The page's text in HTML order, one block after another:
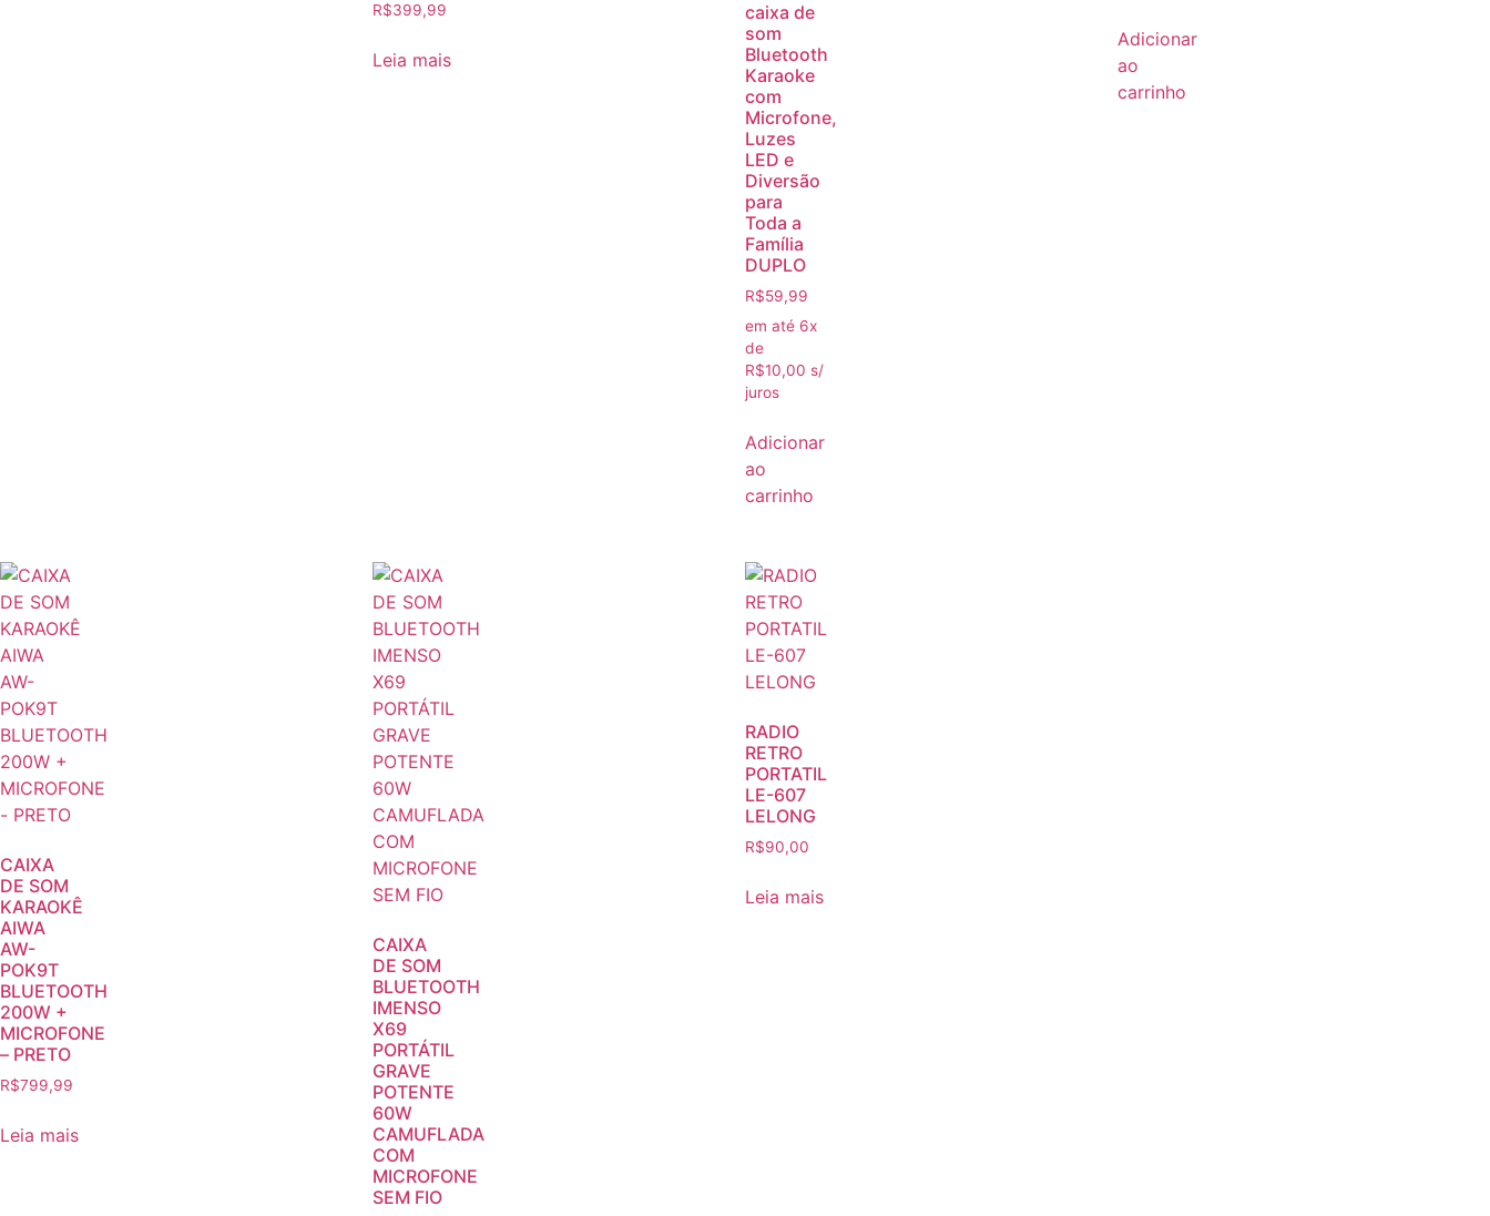
R$399,99
Leia mais
caixa de
som
Bluetooth
Karaoke
com
Microfone,
Luzes
LED e
Diversão
para
Toda a
Família
DUPLO
R$59,99
em até 6x
de
R$10,00 s/
juros
Adicionar
ao
carrinho
Adicionar
ao
carrinho
CAIXA
DE SOM
KARAOKÊ
AIWA
AW-
POK9T
BLUETOOTH
200W +
MICROFONE
– PRETO
R$799,99
Leia mais
CAIXA
DE SOM
BLUETOOTH
IMENSO
X69
PORTÁTIL
GRAVE
POTENTE
60W
CAMUFLADA
COM
MICROFONE
SEM FIO
RADIO
RETRO
PORTATIL
LE-607
LELONG
R$90,00
Leia mais